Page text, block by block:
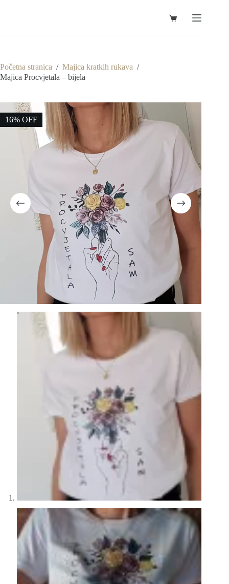
Košarica
Početna stranica / Majica kratkih rukava /
Majica Procvjetala – bijela
16% OFF